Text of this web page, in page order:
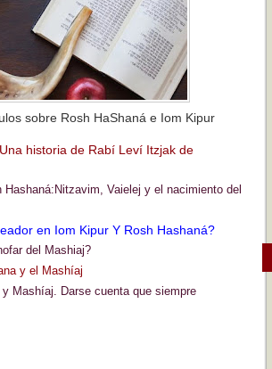
sobre Rosh HaShaná e Iom Kipur
historia de Rabí Leví Itzjak de
Hashaná:Nitzavim, Vaielej y el nacimiento del
en Iom Kipur Y Rosh Hashaná?
del Mashiaj?
y el Mashíaj
Mashíaj. Darse cuenta que siempre